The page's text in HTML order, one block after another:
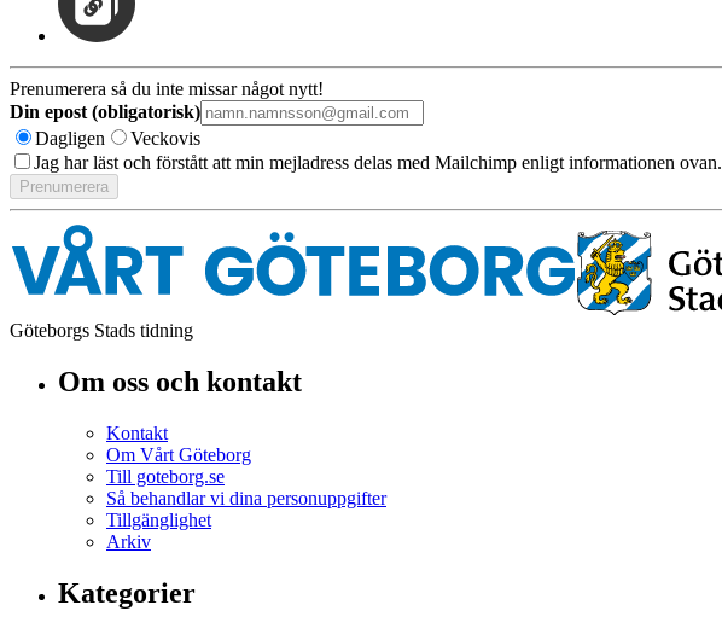
Prenumerera så du inte missar något nytt!
Din epost (obligatorisk)
Dagligen
Veckovis
Jag har läst och förstått att min mejladress delas med Mailchimp enligt informationen ovan.
Göteborgs Stads tidning
Om oss och kontakt
Kontakt
Om Vårt Göteborg
Till goteborg.se
Så behandlar vi dina personuppgifter
Tillgänglighet
Arkiv
Kategorier